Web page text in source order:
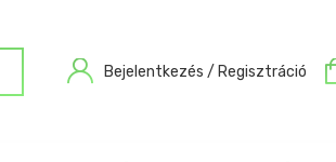
Bejelentkezés / Regisztráció